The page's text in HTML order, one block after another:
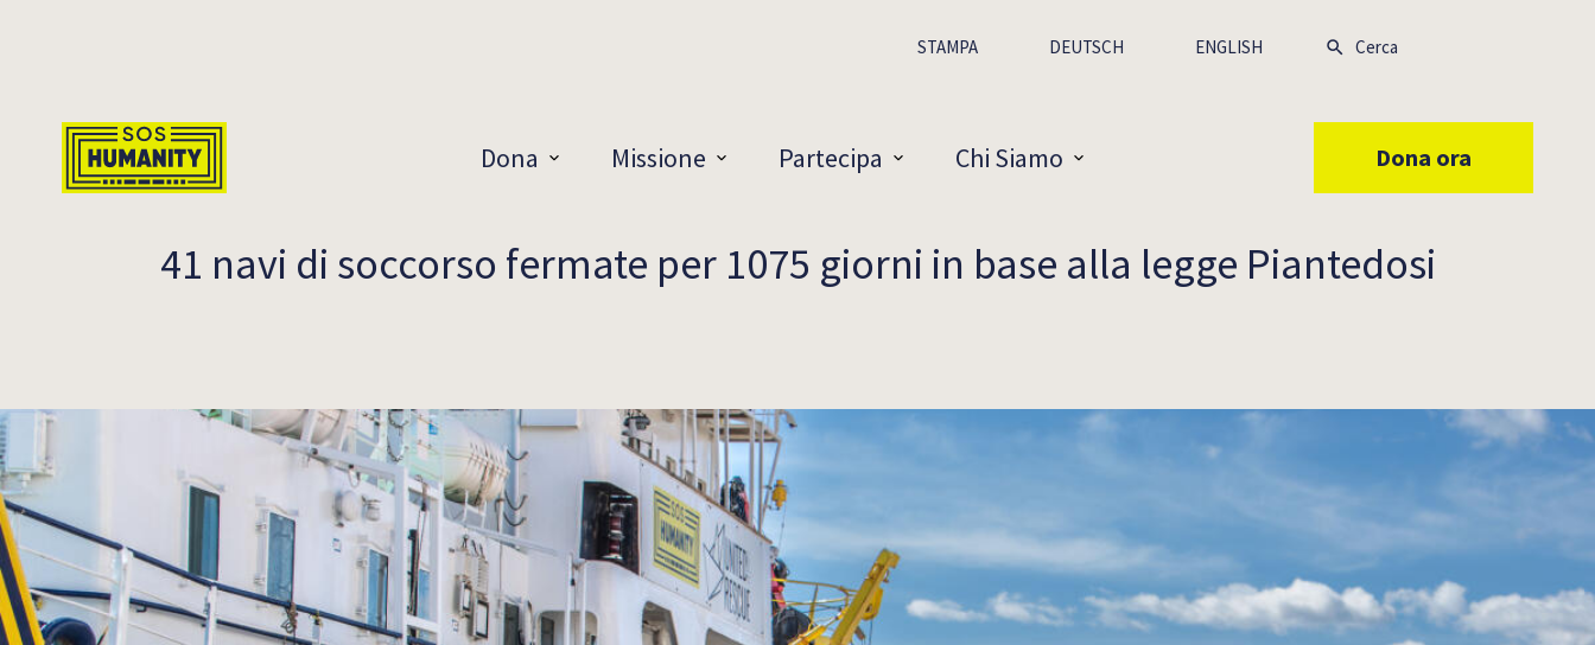
STAMPA DEUTSCH ENGLISH
Dona Missione Partecipa Chi Siamo Dona ora
41 navi di soccorso fermate per 1075 giorni in base alla legge Piantedosi